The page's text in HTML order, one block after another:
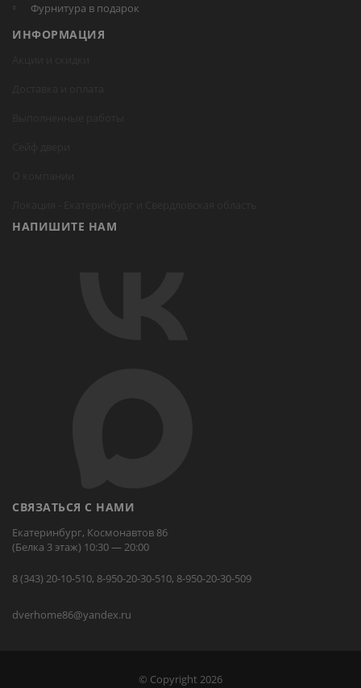
Фурнитура в подарок
ИНФОРМАЦИЯ
НАПИШИТЕ НАМ
СВЯЗАТЬСЯ С НАМИ
Екатеринбург, Космонавтов 86
(Белка 3 этаж) 10:30 — 20:00
8 (343) 20-10-510, 8-950-20-30-510, 8-950-20-30-509
dverhome86@yandex.ru
© Copyright 2026